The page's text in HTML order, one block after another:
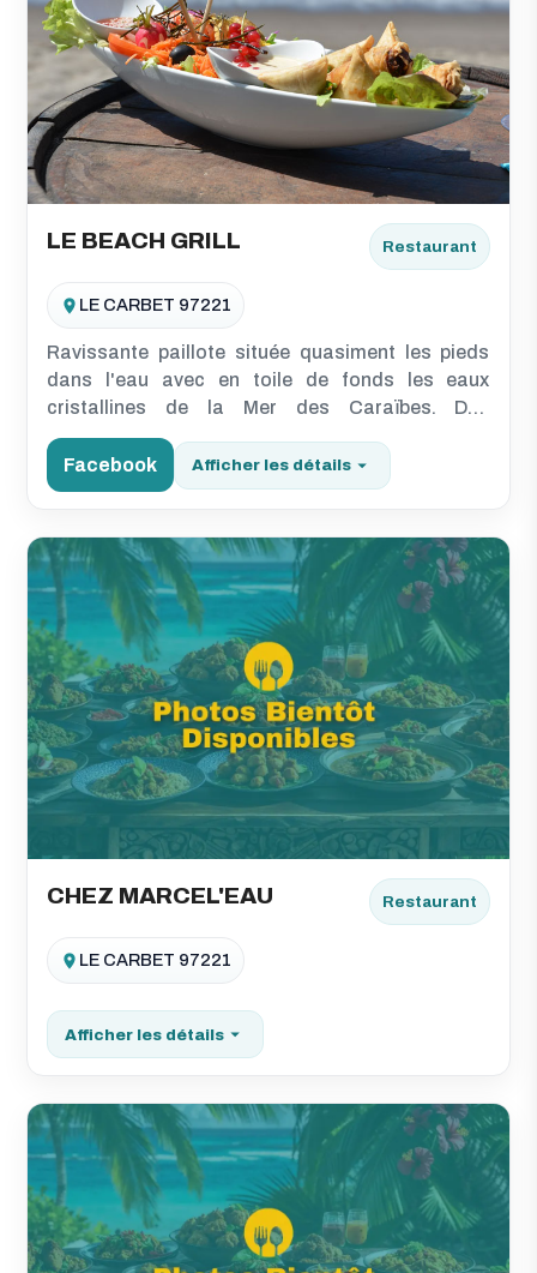
LE BEACH GRILL Restaurant
LE CARBET 97221
Ravissante paillote située quasiment les pieds
dans l'eau avec en toile de fonds les eaux
cristallines de la Mer des Caraïbes. Des
brumisateurs agrémentent votre bien-être…
Facebook
Afficher les détails
CHEZ MARCEL'EAU Restaurant
LE CARBET 97221
Afficher les détails